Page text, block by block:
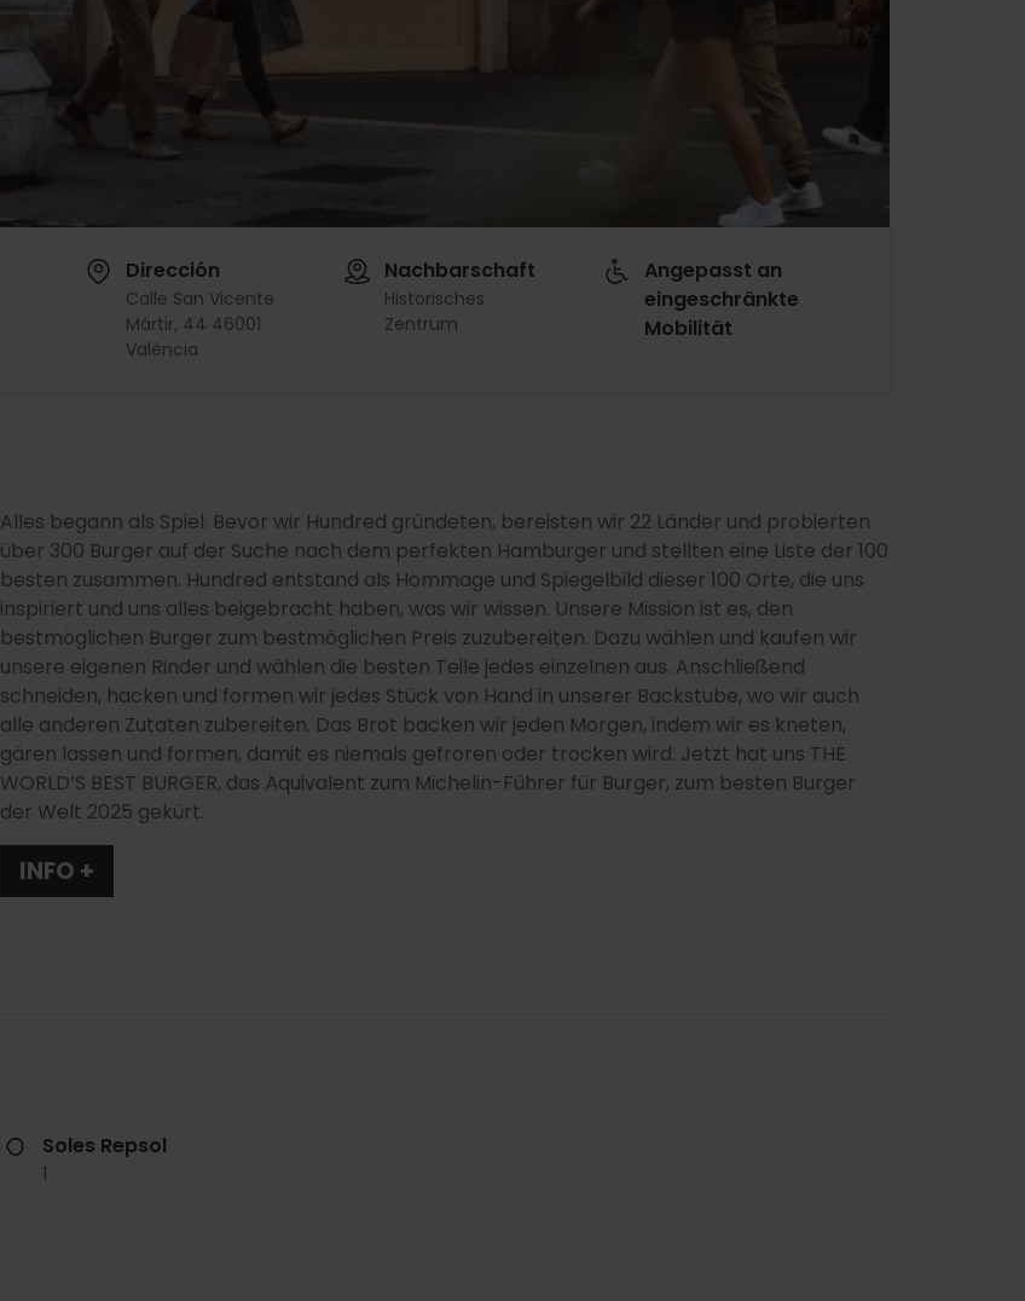
Dirección
Calle San Vicente
Mártir, 44 46001
València
Nachbarschaft
Historisches
Zentrum
Angepasst an
eingeschränkte
Mobilität
Alles begann als Spiel. Bevor wir Hundred gründeten, bereisten wir 22 Länder und probierten
über 300 Burger auf der Suche nach dem perfekten Hamburger und stellten eine Liste der 100
besten zusammen. Hundred entstand als Hommage und Spiegelbild dieser 100 Orte, die uns
inspiriert und uns alles beigebracht haben, was wir wissen. Unsere Mission ist es, den
bestmöglichen Burger zum bestmöglichen Preis zuzubereiten. Dazu wählen und kaufen wir
unsere eigenen Rinder und wählen die besten Teile jedes einzelnen aus. Anschließend
schneiden, hacken und formen wir jedes Stück von Hand in unserer Backstube, wo wir auch
alle anderen Zutaten zubereiten. Das Brot backen wir jeden Morgen, indem wir es kneten,
gären lassen und formen, damit es niemals gefroren oder trocken wird. Jetzt hat uns THE
WORLD’S BEST BURGER, das Äquivalent zum Michelin-Führer für Burger, zum besten Burger
der Welt 2025 gekürt.
INFO +
Soles Repsol
1